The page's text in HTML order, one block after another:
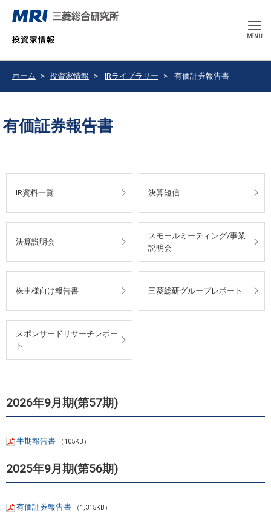
CLOSE
MENU
ホーム 投資家情報 IRライブラリー 有価証券報告書
有価証券報告書
IR資料一覧 決算短信
決算説明会
スモールミーティング/事業
説明会
株主様向け報告書 三菱総研グループレポート
スポンサードリサーチレポー
ト
2026年9月期(第57期)
半期報告書 （105KB）
2025年9月期(第56期)
有価証券報告書 （1,315KB）